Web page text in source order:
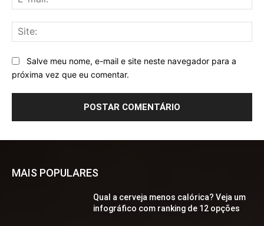
Salve meu nome, e-mail e site neste navegador para a
próxima vez que eu comentar.
MAIS POPULARES
Qual a cerveja menos calórica? Veja um
infográfico com ranking de 12 opções